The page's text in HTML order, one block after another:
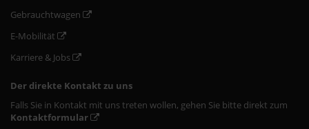
Gebrauchtwagen
E-Mobilität
Karriere & Jobs
Der direkte Kontakt zu uns
Falls Sie in Kontakt mit uns treten wollen, gehen Sie bitte direkt zum
Kontaktformular